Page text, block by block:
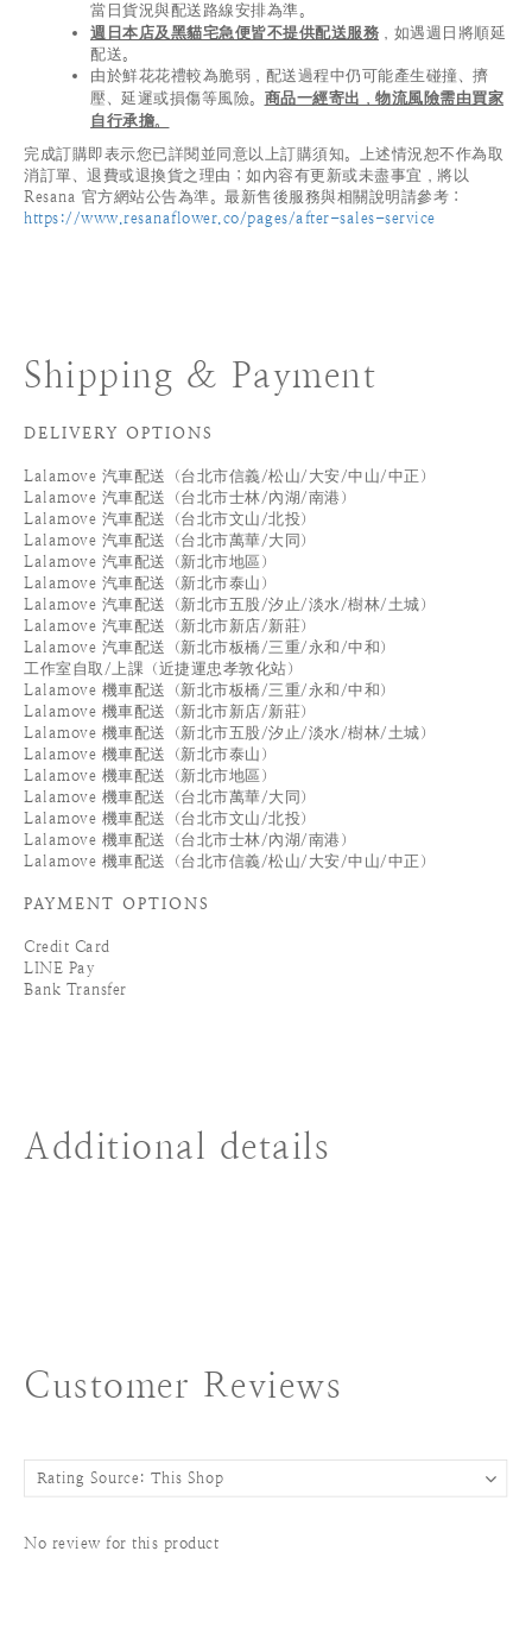
當日貨況與配送路線安排為準。
週日本店及黑貓宅急便皆不提供配送服務 ，如遇週日將順延
配送。
由於鮮花花禮較為脆弱，配送過程中仍可能產生碰撞、擠
壓、延遲或損傷等風險。 商品一經寄出，物流風險需由買家
自行承擔。
完成訂購即表示您已詳閱並同意以上訂購須知。上述情況恕不作為取
消訂單、退費或退換貨之理由；如內容有更新或未盡事宜，將以
Resana 官方網站公告為準。最新售後服務與相關說明請參考：
https://www.resanaflower.co/pages/after-sales-service
Shipping & Payment
DELIVERY OPTIONS
Lalamove 汽車配送（台北市信義/松山/大安/中山/中正）
Lalamove 汽車配送（台北市士林/內湖/南港）
Lalamove 汽車配送（台北市文山/北投）
Lalamove 汽車配送（台北市萬華/大同）
Lalamove 汽車配送（新北市地區）
Lalamove 汽車配送（新北市泰山）
Lalamove 汽車配送（新北市五股/汐止/淡水/樹林/土城）
Lalamove 汽車配送（新北市新店/新莊）
Lalamove 汽車配送（新北市板橋/三重/永和/中和）
工作室自取/上課（近捷運忠孝敦化站）
Lalamove 機車配送（新北市板橋/三重/永和/中和）
Lalamove 機車配送（新北市新店/新莊）
Lalamove 機車配送（新北市五股/汐止/淡水/樹林/土城）
Lalamove 機車配送（新北市泰山）
Lalamove 機車配送（新北市地區）
Lalamove 機車配送（台北市萬華/大同）
Lalamove 機車配送（台北市文山/北投）
Lalamove 機車配送（台北市士林/內湖/南港）
Lalamove 機車配送（台北市信義/松山/大安/中山/中正）
PAYMENT OPTIONS
Credit Card
LINE Pay
Bank Transfer
Additional details
Customer Reviews
No review for this product